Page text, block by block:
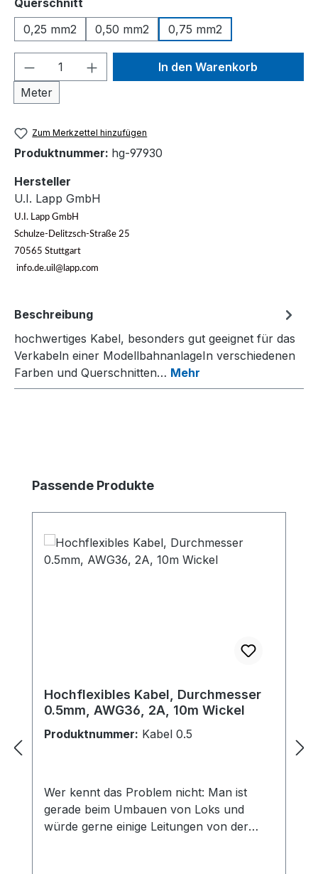
0,25 mm2
0,50 mm2 0,75 mm2
Produkt Anzahl: Gib den
Meter
In den Warenkorb
Zum Merkzettel hinzufügen
Produktnummer: hg-97930
Hersteller
U.I. Lapp GmbH
U.I. Lapp GmbH
Schulze-Delitzsch-Straße 25
70565 Stuttgart
info.de.uil@lapp.com
Beschreibung
hochwertiges Kabel, besonders gut geeignet für das
Verkabeln einer ModellbahnanlageIn verschiedenen
Farben und Querschnitten… Mehr
Produktgalerie überspringen
Passende Produkte
Hochflexibles Kabel, Durchmesser
0.5mm, AWG36, 2A, 10m Wickel
Produktnummer: Kabel 0.5
Wer kennt das Problem nicht: Man ist
gerade beim Umbauen von Loks und
würde gerne einige Leitungen von der